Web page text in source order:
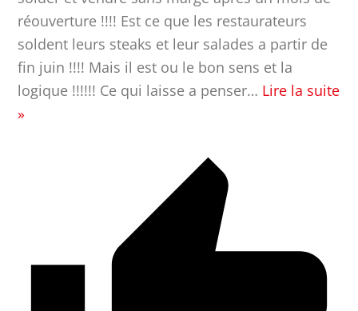
réouverture !!!! Est ce que les restaurateurs
soldent leurs steaks et leur salades a partir de
fin juin !!!! Mais il est ou le bon sens et la
logique !!!!!! Ce qui laisse a penser… Lire la suite
»